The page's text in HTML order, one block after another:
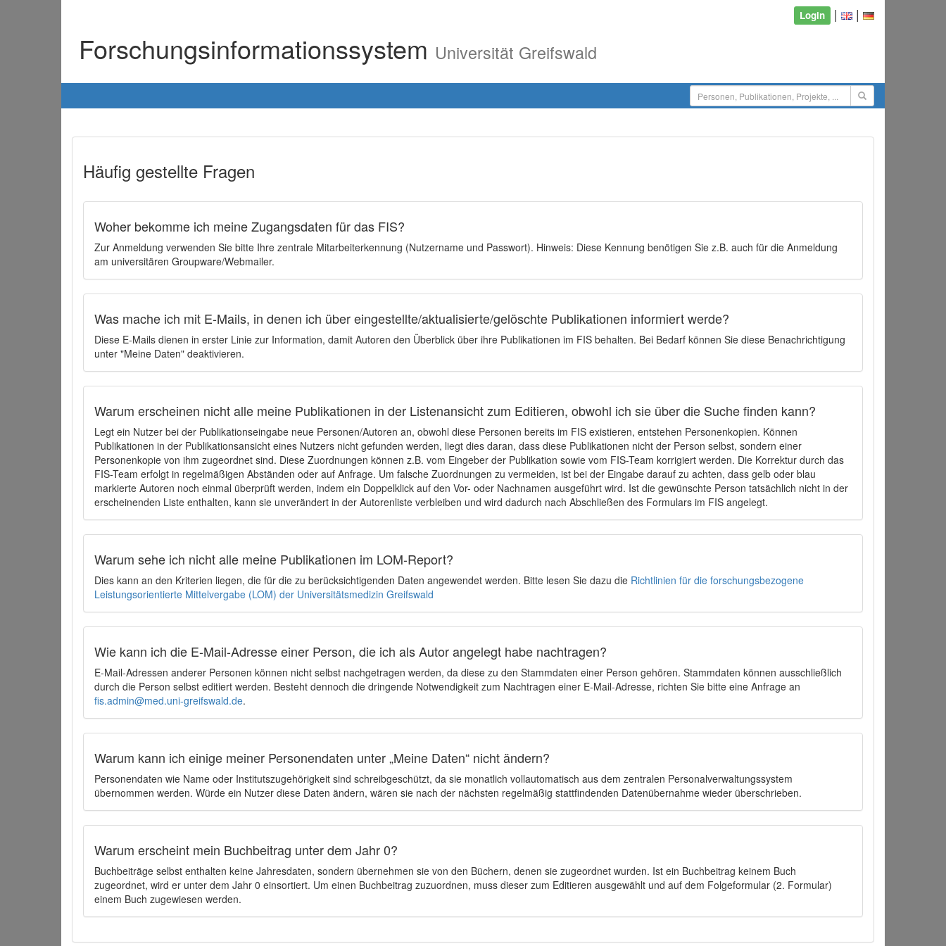
Login | |
Forschungsinformationssystem Universität Greifswald
Häufig gestellte Fragen
Woher bekomme ich meine Zugangsdaten für das FIS?
Zur Anmeldung verwenden Sie bitte Ihre zentrale Mitarbeiterkennung (Nutzername und Passwort). Hinweis: Diese Kennung benötigen Sie z.B. auch für die Anmeldung
am universitären Groupware/Webmailer.
Was mache ich mit E-Mails, in denen ich über eingestellte/aktualisierte/gelöschte Publikationen informiert werde?
Diese E-Mails dienen in erster Linie zur Information, damit Autoren den Überblick über ihre Publikationen im FIS behalten. Bei Bedarf können Sie diese Benachrichtigung
unter "Meine Daten" deaktivieren.
Warum erscheinen nicht alle meine Publikationen in der Listenansicht zum Editieren, obwohl ich sie über die Suche finden kann?
Legt ein Nutzer bei der Publikationseingabe neue Personen/Autoren an, obwohl diese Personen bereits im FIS existieren, entstehen Personenkopien. Können
Publikationen in der Publikationsansicht eines Nutzers nicht gefunden werden, liegt dies daran, dass diese Publikationen nicht der Person selbst, sondern einer
Personenkopie von ihm zugeordnet sind. Diese Zuordnungen können z.B. vom Eingeber der Publikation sowie vom FIS-Team korrigiert werden. Die Korrektur durch das
FIS-Team erfolgt in regelmäßigen Abständen oder auf Anfrage. Um falsche Zuordnungen zu vermeiden, ist bei der Eingabe darauf zu achten, dass gelb oder blau
markierte Autoren noch einmal überprüft werden, indem ein Doppelklick auf den Vor- oder Nachnamen ausgeführt wird. Ist die gewünschte Person tatsächlich nicht in der
erscheinenden Liste enthalten, kann sie unverändert in der Autorenliste verbleiben und wird dadurch nach Abschließen des Formulars im FIS angelegt.
Warum sehe ich nicht alle meine Publikationen im LOM-Report?
Dies kann an den Kriterien liegen, die für die zu berücksichtigenden Daten angewendet werden. Bitte lesen Sie dazu die Richtlinien für die forschungsbezogene
Leistungsorientierte Mittelvergabe (LOM) der Universitätsmedizin Greifswald
Wie kann ich die E-Mail-Adresse einer Person, die ich als Autor angelegt habe nachtragen?
E-Mail-Adressen anderer Personen können nicht selbst nachgetragen werden, da diese zu den Stammdaten einer Person gehören. Stammdaten können ausschließlich
durch die Person selbst editiert werden. Besteht dennoch die dringende Notwendigkeit zum Nachtragen einer E-Mail-Adresse, richten Sie bitte eine Anfrage an
fis.admin@med.uni-greifswald.de.
Warum kann ich einige meiner Personendaten unter „Meine Daten“ nicht ändern?
Personendaten wie Name oder Institutszugehörigkeit sind schreibgeschützt, da sie monatlich vollautomatisch aus dem zentralen Personalverwaltungssystem
übernommen werden. Würde ein Nutzer diese Daten ändern, wären sie nach der nächsten regelmäßig stattfindenden Datenübernahme wieder überschrieben.
Warum erscheint mein Buchbeitrag unter dem Jahr 0?
Buchbeiträge selbst enthalten keine Jahresdaten, sondern übernehmen sie von den Büchern, denen sie zugeordnet wurden. Ist ein Buchbeitrag keinem Buch
zugeordnet, wird er unter dem Jahr 0 einsortiert. Um einen Buchbeitrag zuzuordnen, muss dieser zum Editieren ausgewählt und auf dem Folgeformular (2. Formular)
einem Buch zugewiesen werden.